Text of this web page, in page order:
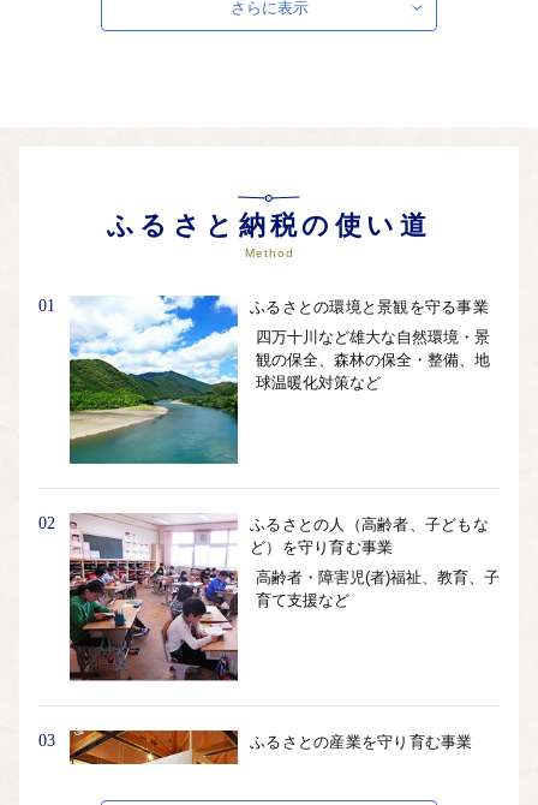
小京都とも呼ばれています。海・川・山が揃う四万十市から
外部サイトへ遷移します。
さらに表示
ふるさと納税の使い道
Method
01
ふるさとの環境と景観を守る事業
四万十川など雄大な自然環境・景
観の保全、森林の保全・整備、地
球温暖化対策など
02
ふるさとの人（高齢者、子どもな
ど）を守り育む事業
高齢者・障害児(者)福祉、教育、子
育て支援など
03
ふるさとの産業を守り育む事業